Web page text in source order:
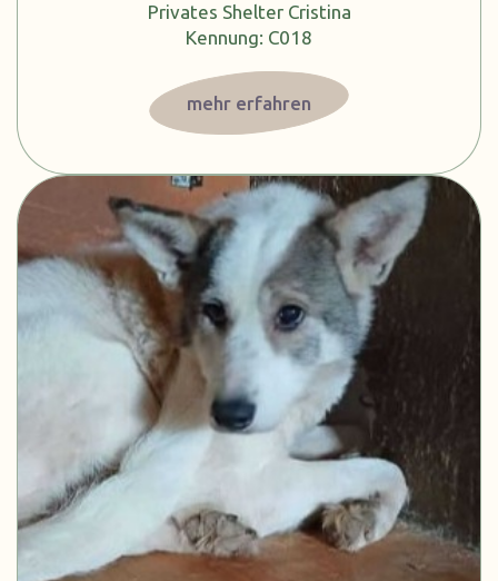
Privates Shelter Cristina
Kennung: C018
mehr erfahren